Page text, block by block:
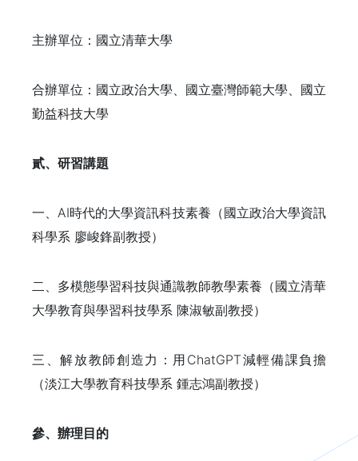
主辦單位：國立清華大學
合辦單位：國立政治大學、國立臺灣師範大學、國立
勤益科技大學
貳、研習講題
一、AI時代的大學資訊科技素養（國立政治大學資訊
科學系 廖峻鋒副教授）
二、多模態學習科技與通識教師教學素養（國立清華
大學教育與學習科技學系 陳淑敏副教授）
三、解放教師創造力：用ChatGPT減輕備課負擔
（淡江大學教育科技學系 鍾志鴻副教授）
參、辦理目的